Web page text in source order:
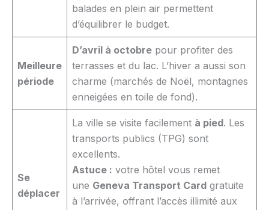
balades en plein air permettent
d’équilibrer le budget.
Meilleure
période
D’avril à octobre pour profiter des
terrasses et du lac. L’hiver a aussi son
charme (marchés de Noël, montagnes
enneigées en toile de fond).
Se
déplacer
La ville se visite facilement à pied. Les
transports publics (TPG) sont
excellents.
Astuce : votre hôtel vous remet
une Geneva Transport Card gratuite
à l’arrivée, offrant l’accès illimité aux